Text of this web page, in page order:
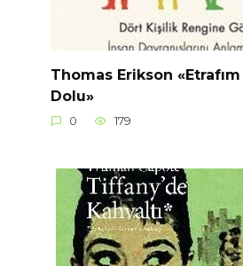
Thomas Erikson
Dolu»
0 179